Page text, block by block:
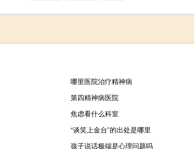
哪里医院治疗精神病
第四精神病医院
焦虑看什么科室
“谈笑上金台”的出处是哪里
孩子说话极端是心理问题吗